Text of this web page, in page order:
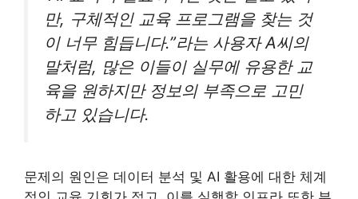
만, 구체적인 교육 프로그램을 찾는 것
이 너무 힘듭니다.”라는 사용자 A씨의
말처럼, 많은 이들이 실무에 유용한 교
육을 원하지만 정보의 부족으로 고민
하고 있습니다.
문제의 원인은 데이터 분석 및 AI 활용에 대한 체계